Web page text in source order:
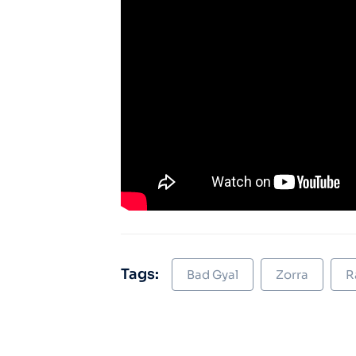
Tags: Bad Gyal Zorra